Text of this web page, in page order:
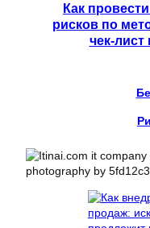
Как
рисков по
чек-